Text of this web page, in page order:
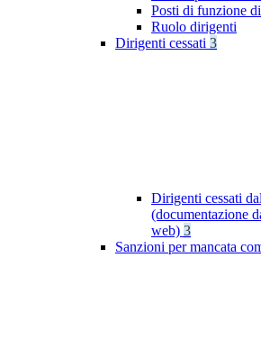
Posti di funzione
Ruolo dirigenti
Dirigenti cessati 3
Dirigenti cessati
(documentazione
web) 3
Sanzioni per mancata